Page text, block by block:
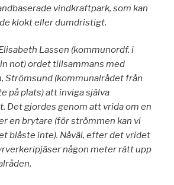
vindkraftpark, som kan
klokt eller dumdristigt.
Lassen (kommunordf. i
not) ordet tillsammans med
Strömsund (kommunalrådet från
på plats) att inviga själva
Det gjordes genom att vrida om en
en brytare (för strömmen kan vi
blåste inte). Nåväl, efter det vridet
någon meter rätt upp